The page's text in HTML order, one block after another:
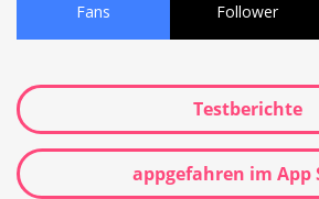
Fans Follower
Testberichte
appgefahren im App